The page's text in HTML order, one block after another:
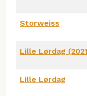
Storweiss
Lille Lørdag
Lille Lørdag